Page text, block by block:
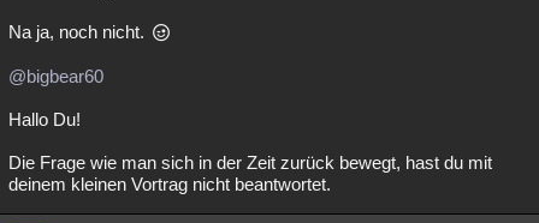
Na ja, noch nicht.
@bigbear60
Hallo Du!
Die Frage wie man sich in der Zeit zurück bewegt, hast du mit
deinem kleinen Vortrag nicht beantwortet.